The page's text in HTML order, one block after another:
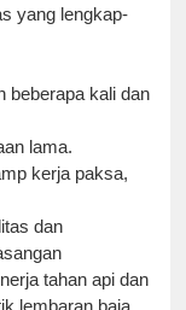
yang lengkap-
beberapa kali dan
lama.
kerja paksa,
dan
tahan api dan
lembaran baja